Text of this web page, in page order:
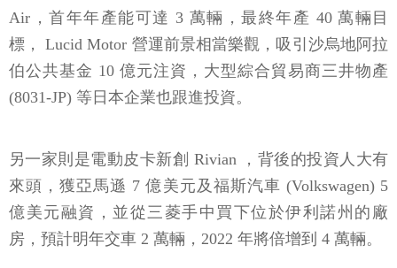
Air，首年年產能可達 3 萬輛，最終年產 40 萬輛目
標， Lucid Motor 營運前景相當樂觀，吸引沙烏地阿拉
伯公共基金 10 億元注資，大型綜合貿易商三井物產
(8031-JP) 等日本企業也跟進投資。
另一家則是電動皮卡新創 Rivian ，背後的投資人大有
來頭，獲亞馬遜 7 億美元及福斯汽車 (Volkswagen) 5
億美元融資，並從三菱手中買下位於伊利諾州的廠
房，預計明年交車 2 萬輛，2022 年將倍增到 4 萬輛。